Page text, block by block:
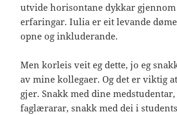
utvide horisontane dykkar
erfaringar. Iulia er eit levande
opne og inkluderande.
Men korleis veit eg dette, jo eg
av mine kollegaer. Og det er viktig
gjer. Snakk med dine
faglærarar, snakk med dei i